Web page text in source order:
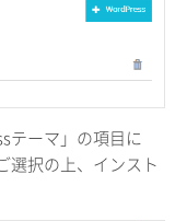
テーマ」の項目に
選択の上、インスト